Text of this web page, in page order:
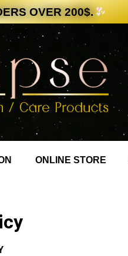
OVER 200$.
ONLINE STORE